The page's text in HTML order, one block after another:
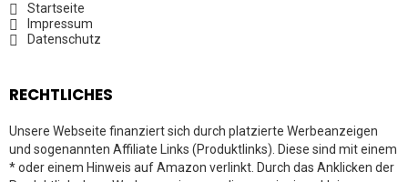
Startseite
Impressum
Datenschutz
RECHTLICHES
Unsere Webseite finanziert sich durch platzierte Werbeanzeigen
und sogenannten Affiliate Links (Produktlinks). Diese sind mit einem
* oder einem Hinweis auf Amazon verlinkt. Durch das Anklicken der